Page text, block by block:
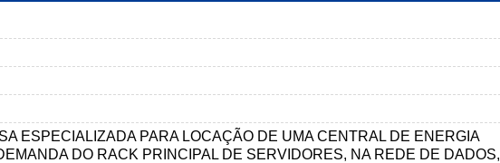
ESPECIALIZADA PARA LOCAÇÃO DE UMA CENTRAL DE ENERGIA
DO RACK PRINCIPAL DE SERVIDORES, NA REDE DE DADOS,